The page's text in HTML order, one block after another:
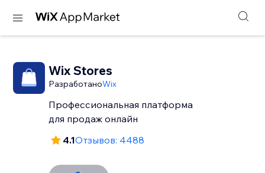
Wix Stores
РазработаноWix
Профессиональная платформа
для продаж онлайн
4.1Отзывов: 4488